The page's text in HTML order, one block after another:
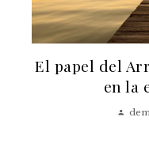
El papel del
en la